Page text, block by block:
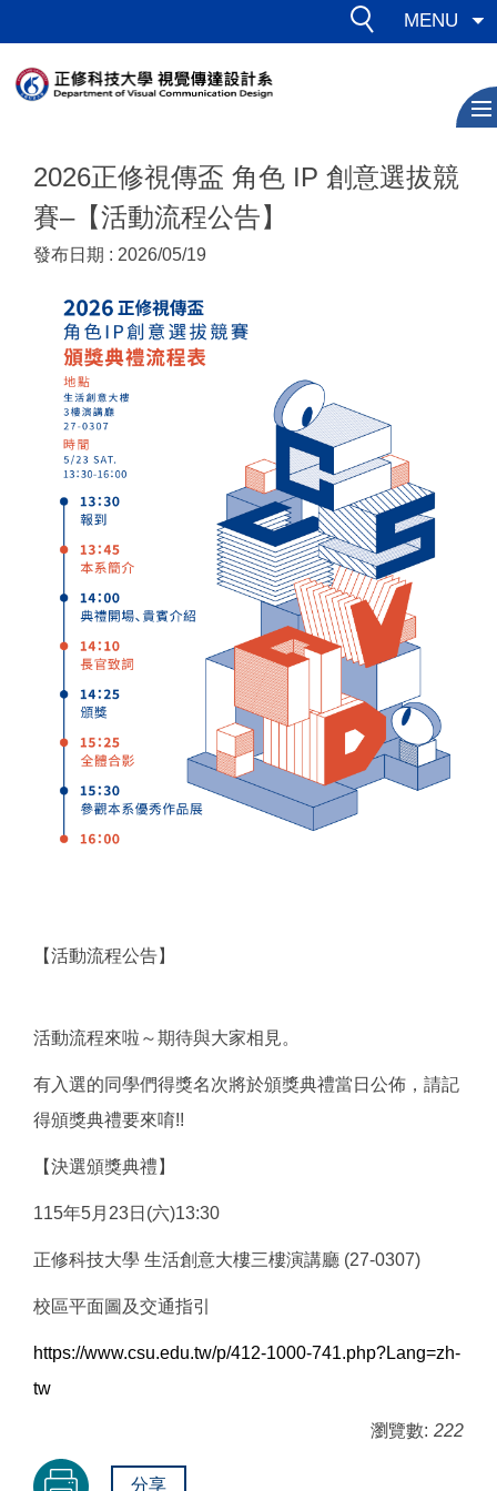
到
主
要
MENU
2026正修視傳盃 角色 IP 創意選拔競
賽–【活動流程公告】
發布日期 : 2026/05/19
【活動流程公告】
活動流程來啦～期待與大家相見。
有入選的同學們得獎名次將於頒獎典禮當日公佈，請記
得頒獎典禮要來唷!!
【決選頒獎典禮】
115年5月23日(六)13:30
正修科技大學 生活創意大樓三樓演講廳 (27-0307)
校區平面圖及交通指引
https://www.csu.edu.tw/p/412-1000-741.php?Lang=zh-
tw
瀏覽數: 222
分享